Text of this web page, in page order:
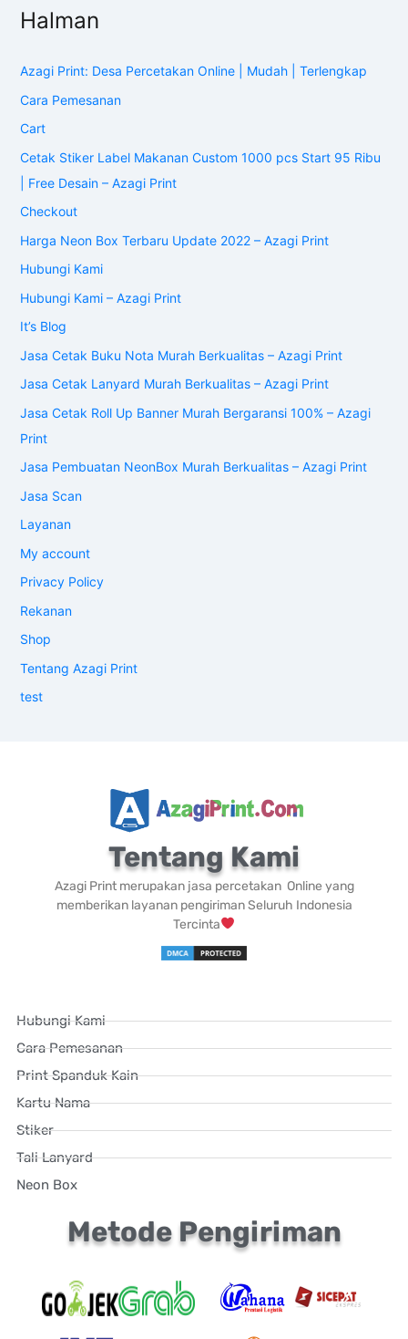
Halman
Azagi Print: Desa Percetakan Online | Mudah | Terlengkap
Cara Pemesanan
Cart
Cetak Stiker Label Makanan Custom 1000 pcs Start 95 Ribu
| Free Desain – Azagi Print
Checkout
Harga Neon Box Terbaru Update 2022 – Azagi Print
Hubungi Kami
Hubungi Kami – Azagi Print
It’s Blog
Jasa Cetak Buku Nota Murah Berkualitas – Azagi Print
Jasa Cetak Lanyard Murah Berkualitas – Azagi Print
Jasa Cetak Roll Up Banner Murah Bergaransi 100% – Azagi
Print
Jasa Pembuatan NeonBox Murah Berkualitas – Azagi Print
Jasa Scan
Layanan
My account
Privacy Policy
Rekanan
Shop
Tentang Azagi Print
test
Tentang Kami
Azagi Print merupakan jasa percetakan Online yang
memberikan layanan pengiriman Seluruh Indonesia
Tercinta
Hubungi Kami
Cara Pemesanan
Print Spanduk Kain
Kartu Nama
Stiker
Tali Lanyard
Neon Box
Metode Pengiriman